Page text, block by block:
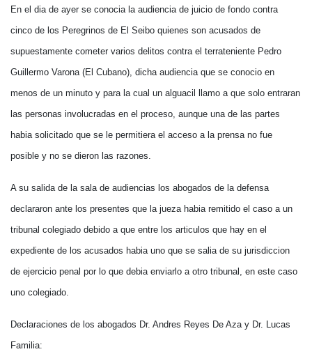
En el dia de ayer se conocia la audiencia de juicio de fondo contra
cinco de los Peregrinos de El Seibo quienes son acusados de
supuestamente cometer varios delitos contra el terrateniente Pedro
Guillermo Varona (El Cubano), dicha audiencia que se conocio en
menos de un minuto y para la cual un alguacil llamo a que solo entraran
las personas involucradas en el proceso, aunque una de las partes
habia solicitado que se le permitiera el acceso a la prensa no fue
posible y no se dieron las razones.
A su salida de la sala de audiencias los abogados de la defensa
declararon ante los presentes que la jueza habia remitido el caso a un
tribunal colegiado debido a que entre los articulos que hay en el
expediente de los acusados habia uno que se salia de su jurisdiccion
de ejercicio penal por lo que debia enviarlo a otro tribunal, en este caso
uno colegiado.
Declaraciones de los abogados Dr. Andres Reyes De Aza y Dr. Lucas
Familia: